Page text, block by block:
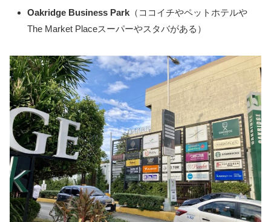
Oakridge Business Park （ココイチやペットホテルや
The Market Placeスーパーやスタバがある）